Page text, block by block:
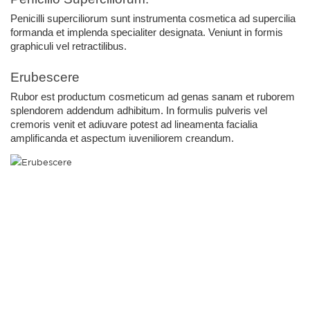
Penicilli superciliorum sunt instrumenta cosmetica ad supercilia
formanda et implenda specialiter designata. Veniunt in formis
graphiculi vel retractilibus.
Erubescere
Rubor est productum cosmeticum ad genas sanam et ruborem
splendorem addendum adhibitum. In formulis pulveris vel
cremoris venit et adiuvare potest ad lineamenta facialia
amplificanda et aspectum iuveniliorem creandum.